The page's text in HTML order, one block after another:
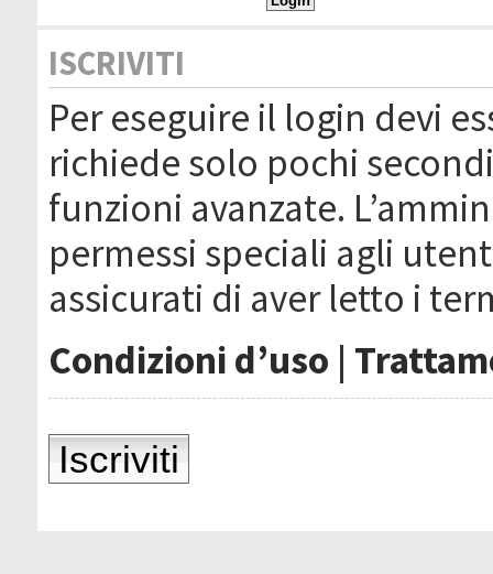
ISCRIVITI
Per eseguire il login devi
richiede solo pochi
funzioni avanzate.
permessi speciali agli
assicurati di aver letto i
Condizioni d’uso |
Iscriviti